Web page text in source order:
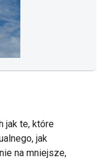
jak te, które
jak
na mniejsze,